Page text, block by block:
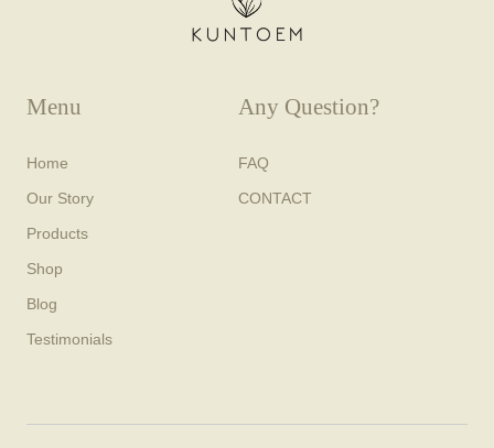
Menu
Home
Our Story
Products
Shop
Blog
Testimonials
Any Question?
FAQ
CONTACT